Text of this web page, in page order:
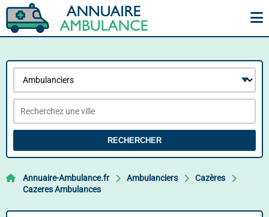
RECHERCHER
Annuaire-Ambulance.fr Ambulanciers
Cazères
Cazeres Ambulances